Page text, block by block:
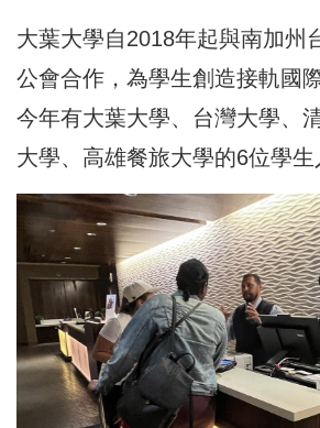
大葉大學自2018年起與南加州
公會合作，為學生創造接軌國
今年有大葉大學、台灣大學、
大學、高雄餐旅大學的6位學生